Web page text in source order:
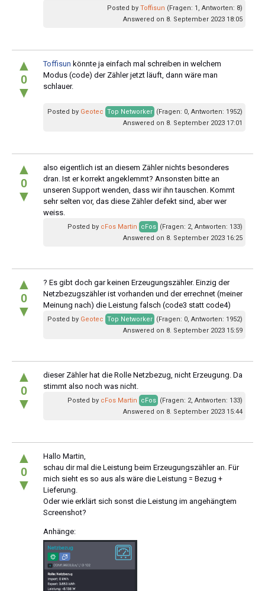
Posted by Toffisun (Fragen: 1, Antworten: 8)
Answered on 8. September 2023 18:05
▲
0
▼
Toffisun könnte ja einfach mal schreiben in welchem
Modus (code) der Zähler jetzt läuft, dann wäre man
schlauer.
Posted by Geotec Top Networker (Fragen: 0, Antworten: 1952)
Answered on 8. September 2023 17:01
▲
0
▼
also eigentlich ist an diesem Zähler nichts besonderes
dran. Ist er korrekt angeklemmt? Ansonsten bitte an
unseren Support wenden, dass wir ihn tauschen. Kommt
sehr selten vor, das diese Zähler defekt sind, aber wer
weiss.
Posted by cFos Martin cFos (Fragen: 2, Antworten: 133)
Answered on 8. September 2023 16:25
▲
0
▼
? Es gibt doch gar keinen Erzeugungszähler. Einzig der
Netzbezugszähler ist vorhanden und der errechnet (meiner
Meinung nach) die Leistung falsch (code3 statt code4)
Posted by Geotec Top Networker (Fragen: 0, Antworten: 1952)
Answered on 8. September 2023 15:59
▲
0
▼
dieser Zähler hat die Rolle Netzbezug, nicht Erzeugung. Da
stimmt also noch was nicht.
Posted by cFos Martin cFos (Fragen: 2, Antworten: 133)
Answered on 8. September 2023 15:44
▲
0
▼
Hallo Martin,
schau dir mal die Leistung beim Erzeugungszähler an. Für
mich sieht es so aus als wäre die Leistung = Bezug +
Lieferung.
Oder wie erklärt sich sonst die Leistung im angehängtem
Screenshot?
Anhänge: